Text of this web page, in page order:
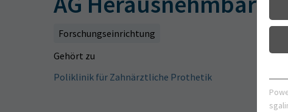
Forschungseinrichtung
Gehört zu
Poliklinik für Zahnärztliche Prothetik